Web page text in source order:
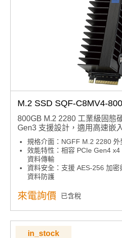
M.2 SSD SQF-C8MV4-
800GB M.2 2280 工業級固態
Gen3 支援設計，適用高速嵌
規格介面：NGFF M.2 2280
效能特性：相容 PCIe Gen4
資料傳輸
資料安全：支援 AES-256 加
資料防護
效能特性：針對讀取密集型與
耐用設計：配備散熱片設計，
系統整合：提供智慧型圖形化
產品諮詢服務：規格諮詢 / 案
來電詢價 已含稅
in_stock